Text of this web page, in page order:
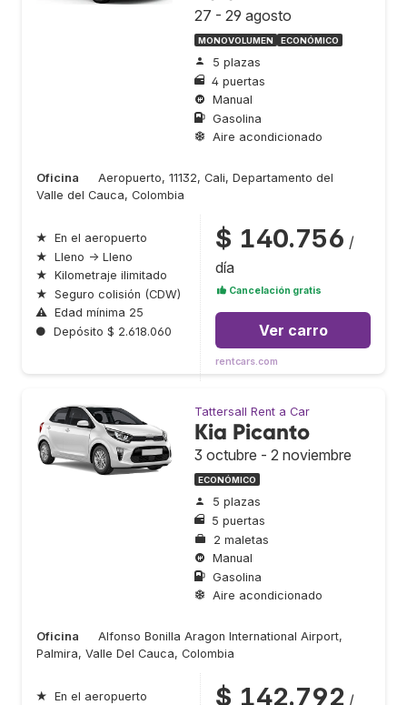
27 - 29 agosto
MONOVOLUMEN ECONÓMICO
5 plazas
4 puertas
Manual
Gasolina
Aire acondicionado
Oficina
Aeropuerto, 11132, Cali, Departamento del
Valle del Cauca, Colombia
★ En el aeropuerto
★ Lleno → Lleno
★ Kilometraje ilimitado
★ Seguro colisión (CDW)
⚠ Edad mínima 25
● Depósito $ 2.618.060
$ 140.756 /
día
Cancelación gratis
Ver carro
rentcars.com
Tattersall Rent a Car
Kia Picanto
3 octubre - 2 noviembre
ECONÓMICO
5 plazas
5 puertas
2 maletas
Manual
Gasolina
Aire acondicionado
Oficina
Alfonso Bonilla Aragon International Airport,
Palmira, Valle Del Cauca, Colombia
★ En el aeropuerto
$ 142.792 /